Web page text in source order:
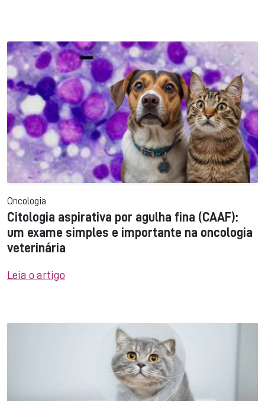
Oncologia
Citologia aspirativa por agulha fina (CAAF):
um exame simples e importante na oncologia
veterinária
Leia o artigo